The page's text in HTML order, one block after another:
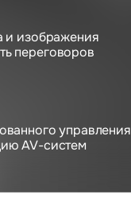
и изображения
переговоров
управления
AV-систем